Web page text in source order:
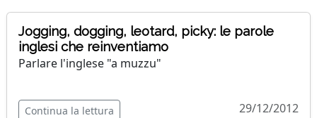
Jogging, dogging, leotard, picky: le parole
inglesi che reinventiamo
Parlare l'inglese "a muzzu"
Continua la lettura 29/12/2012